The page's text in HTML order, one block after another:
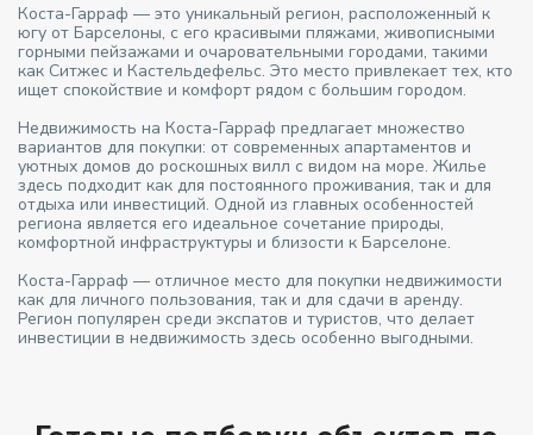
Коста-Гарраф — это уникальный регион, расположенный к
югу от Барселоны, с его красивыми пляжами, живописными
горными пейзажами и очаровательными городами, такими
как Ситжес и Кастельдефельс. Это место привлекает тех, кто
ищет спокойствие и комфорт рядом с большим городом.
Недвижимость на Коста-Гарраф предлагает множество
вариантов для покупки: от современных апартаментов и
уютных домов до роскошных вилл с видом на море. Жилье
здесь подходит как для постоянного проживания, так и для
отдыха или инвестиций. Одной из главных особенностей
региона является его идеальное сочетание природы,
комфортной инфраструктуры и близости к Барселоне.
Коста-Гарраф — отличное место для покупки недвижимости
как для личного пользования, так и для сдачи в аренду.
Регион популярен среди экспатов и туристов, что делает
инвестиции в недвижимость здесь особенно выгодными.